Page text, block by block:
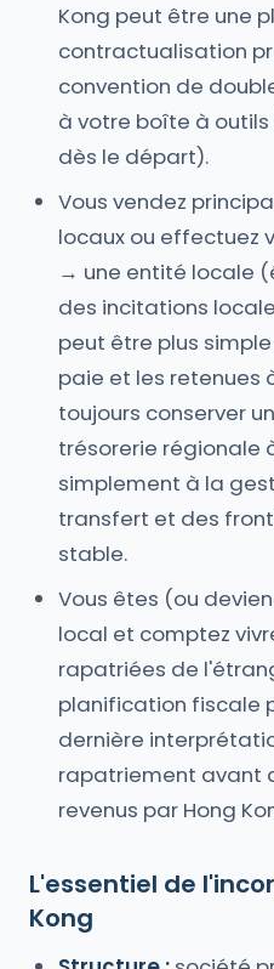
Kong peut être une
contractualisation
convention de
à votre boîte à
dès le départ).
Vous vendez
locaux ou effectuez
→ une entité locale
des incitations
peut être plus simple
paie et les retenues
toujours conserver
trésorerie régionale
simplement à la
transfert et des
stable.
Vous êtes (ou
local et comptez
rapatriées de
planification fiscale
dernière
rapatriement avant
revenus par Hong
L'essentiel de
Kong